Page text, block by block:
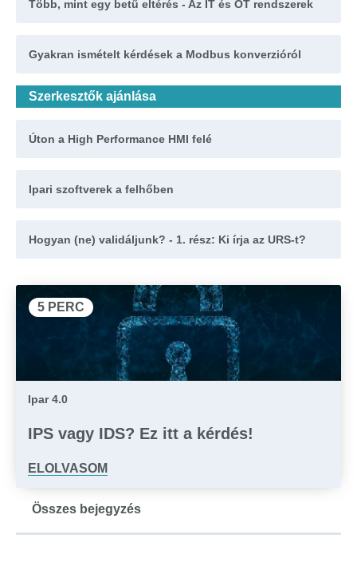
Több, mint egy betű eltérés - Az IT és OT rendszerek
Gyakran ismételt kérdések a Modbus konverzióról
Szerkesztők ajánlása
Úton a High Performance HMI felé
Ipari szoftverek a felhőben
Hogyan (ne) validáljunk? - 1. rész: Ki írja az URS-t?
5 PERC
Ipar 4.0
IPS vagy IDS? Ez itt a kérdés!
ELOLVASOM
Összes bejegyzés